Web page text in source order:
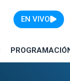
EN VIVO